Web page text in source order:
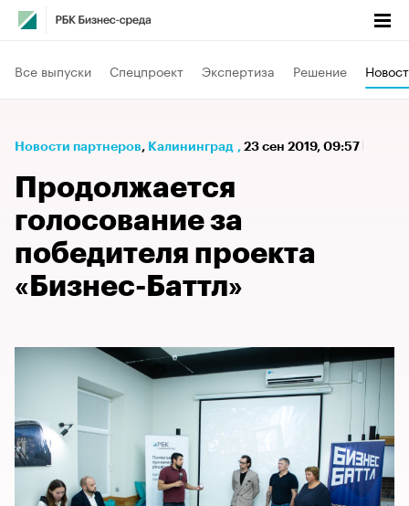
Все выпуски Спецпроект Экспертиза Решение
Новости партнеров⁠, Калининград , 23 сен 2019, 09:57
Продолжается
голосование за
победителя проекта
«Бизнес-Баттл»